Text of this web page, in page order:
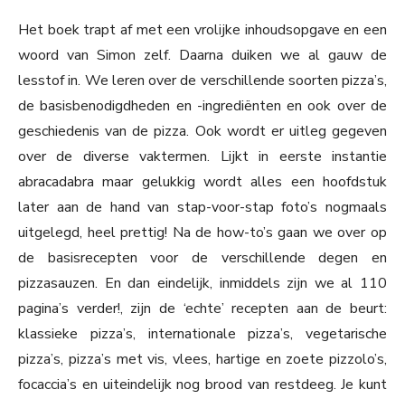
Het boek trapt af met een vrolijke inhoudsopgave en een
woord van Simon zelf. Daarna duiken we al gauw de
lesstof in. We leren over de verschillende soorten pizza’s,
de basisbenodigdheden en -ingrediënten en ook over de
geschiedenis van de pizza. Ook wordt er uitleg gegeven
over de diverse vaktermen. Lijkt in eerste instantie
abracadabra maar gelukkig wordt alles een hoofdstuk
later aan de hand van stap-voor-stap foto’s nogmaals
uitgelegd, heel prettig! Na de how-to’s gaan we over op
de basisrecepten voor de verschillende degen en
pizzasauzen. En dan eindelijk, inmiddels zijn we al 110
pagina’s verder!, zijn de ‘echte’ recepten aan de beurt:
klassieke pizza’s, internationale pizza’s, vegetarische
pizza’s, pizza’s met vis, vlees, hartige en zoete pizzolo’s,
focaccia’s en uiteindelijk nog brood van restdeeg. Je kunt